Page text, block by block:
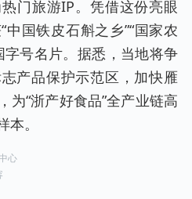
门旅游IP。凭借这份亮眼
国铁皮石斛之乡”“国家农
字号名片。据悉，当地将争
产品保护示范区，加快雁
为“浙产好食品”全产业链高
。
心